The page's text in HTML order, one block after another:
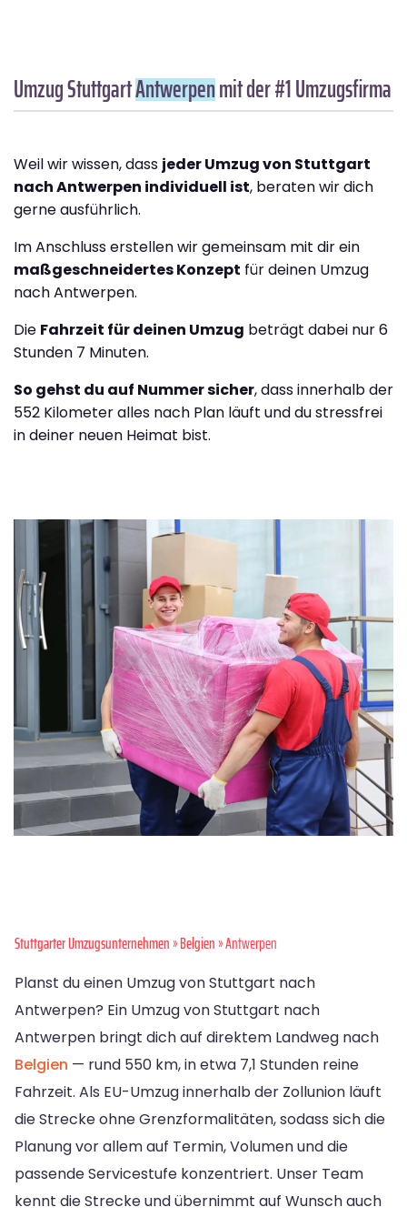
Umzug StuttgartAntwerpenmit der #1 Umzugsfirma
Weil wir wissen, dass jeder Umzug von Stuttgart
nach Antwerpen individuell ist, beraten wir dich
gerne ausführlich.
Im Anschluss erstellen wir gemeinsam mit dir ein
maßgeschneidertes Konzept für deinen Umzug
nach Antwerpen.
Die Fahrzeit für deinen Umzug beträgt dabei nur 6
Stunden 7 Minuten.
So gehst du auf Nummer sicher, dass innerhalb der
552 Kilometer alles nach Plan läuft und du stressfrei
in deiner neuen Heimat bist.
Stuttgarter Umzugsunternehmen»Belgien» Antwerpen
Planst du einen Umzug von Stuttgart nach
Antwerpen? Ein Umzug von Stuttgart nach
Antwerpen bringt dich auf direktem Landweg nach
Belgien — rund 550 km, in etwa 7,1 Stunden reine
Fahrzeit. Als EU-Umzug innerhalb der Zollunion läuft
die Strecke ohne Grenzformalitäten, sodass sich die
Planung vor allem auf Termin, Volumen und die
passende Servicestufe konzentriert. Unser Team
kennt die Strecke und übernimmt auf Wunsch auch